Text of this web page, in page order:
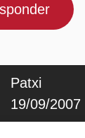
Patxi
19/09/2007